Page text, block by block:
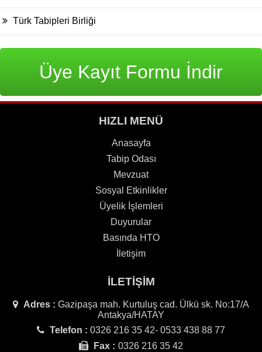
Türk Tabipleri Birliği
Üye Kayıt Formu İndir
HIZLI MENÜ
Anasayfa
Tabip Odası
Mevzuat
Sosyal Etkinlikler
Üyelik İşlemleri
Duyurular
Basında HTO
İletişim
İLETİŞİM
Adres : Gazipaşa mah. Kurtuluş cad. Ülkü sk. No:17/A
Antakya/HATAY
Telefon : 0326 216 35 42- 0533 438 88 77
Fax : 0326 216 35 42